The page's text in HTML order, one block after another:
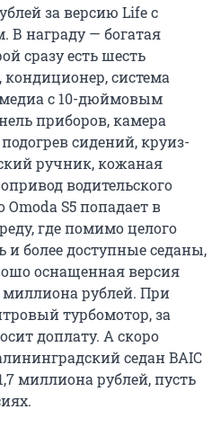
за версию Life с
награду — богатая
сразу есть шесть
кондиционер, система
с 10-дюймовым
приборов, камера
сидений, круиз-
ручник, кожаная
водительского
Omoda S5 попадает в
где помимо целого
и более доступные седаны,
оснащенная версия
миллиона рублей. При
турбомотор, за
доплату. А скоро
седан BAIC
миллиона рублей, пусть